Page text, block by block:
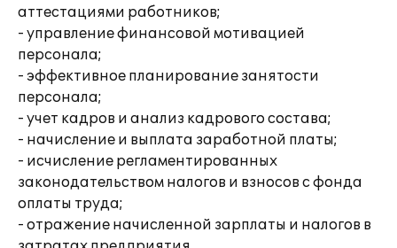
аттестациями работников;
- управление финансовой мотивацией
персонала;
- эффективное планирование занятости
персонала;
- учет кадров и анализ кадрового состава;
- начисление и выплата заработной платы;
- исчисление регламентированных
законодательством налогов и взносов с фонда
оплаты труда;
- отражение начисленной зарплаты и налогов в